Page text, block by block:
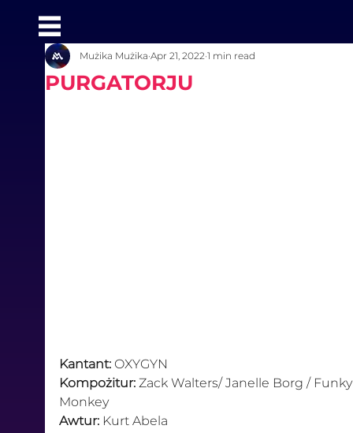
PURGATORJU
Mużika Mużika Apr 21, 2022 1 min read
Kantant: OXYGYN
Kompożitur: Zack Walters/ Janelle Borg /
Monkey
Awtur: Kurt Abela